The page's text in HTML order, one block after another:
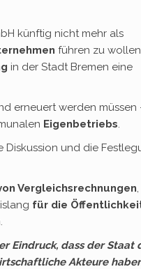
künftig nicht mehr als
führen zu
in der Stadt Bremen eine
erneuert werden müssen
Eigenbetriebs.
Diskussion und die
Vergleichsrechnungen,
für die
Eindruck, dass der Staat
Akteure